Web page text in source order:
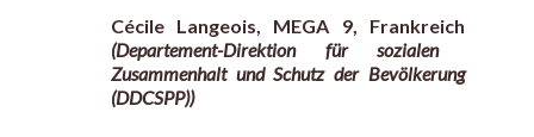
Cécile Langeois, MEGA 9, Frankreich
(Departement-Direktion für sozialen
Zusammenhalt und Schutz der Bevölkerung
(DDCSPP))